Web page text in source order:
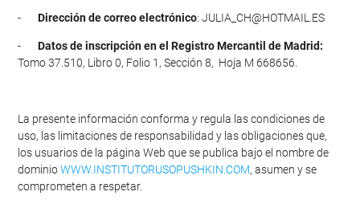
-Dirección de correo electrónico:JULIA_CH@HOTMAIL.ES
-Datos de inscripción en el Registro Mercantil de Madrid:
Tomo 37.510, Libro 0, Folio 1, Sección 8, Hoja M 668656.
La presente información conforma y regula las condiciones de
uso, las limitaciones de responsabilidad y las obligaciones que,
los usuarios de la página Web que se publica bajo el nombre de
dominioWWW.INSTITUTORUSOPUSHKIN.COM, asumen y se
comprometen a respetar.